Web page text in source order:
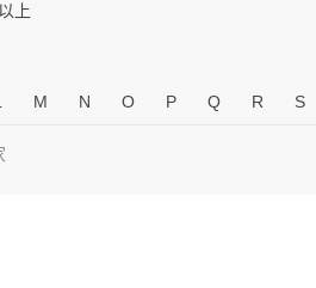
上
M N O P Q R S